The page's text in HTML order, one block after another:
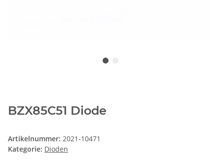
BZX85C51 Diode
Artikelnummer: 2021-10471
Kategorie: Dioden